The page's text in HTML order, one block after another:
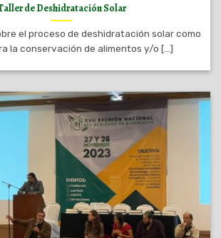
de Deshidratación Solar
el proceso de deshidratación solar como
la conservación de alimentos y/o [...]